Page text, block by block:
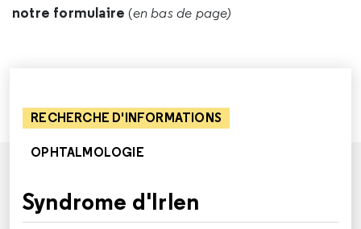
notre formulaire (en bas de page)
RECHERCHE D'INFORMATIONS
OPHTALMOLOGIE
Syndrome d'Irlen